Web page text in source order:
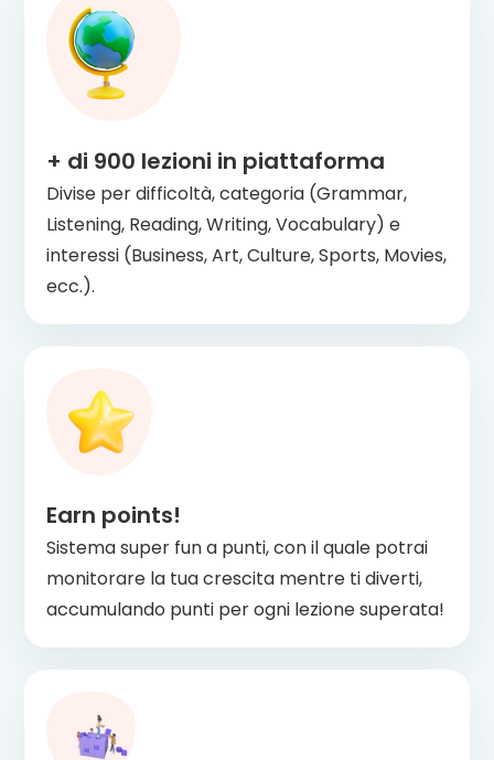
+ di 900 lezioni in piattaforma
Divise per difficoltà, categoria (Grammar,
Listening, Reading, Writing, Vocabulary) e
interessi (Business, Art, Culture, Sports, Movies,
ecc.).
Earn points!
Sistema super fun a punti, con il quale potrai
monitorare la tua crescita mentre ti diverti,
accumulando punti per ogni lezione superata!